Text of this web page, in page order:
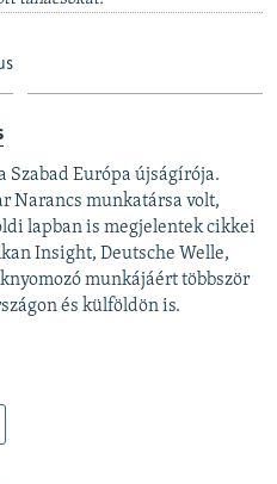
Szabad Európa újságírója.
Narancs munkatársa volt,
lapban is megjelentek cikkei
Insight, Deutsche Welle,
munkájáért többször
és külföldön is.